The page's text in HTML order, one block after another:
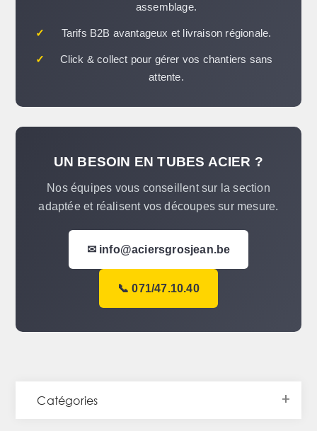
assemblage.
✓ Tarifs B2B avantageux et livraison régionale.
✓
Click & collect pour gérer vos chantiers sans
attente.
UN BESOIN EN TUBES ACIER ?
Nos équipes vous conseillent sur la section
adaptée et réalisent vos découpes sur mesure.
✉ info@aciersgrosjean.be
📞 071/47.10.40
Catégories